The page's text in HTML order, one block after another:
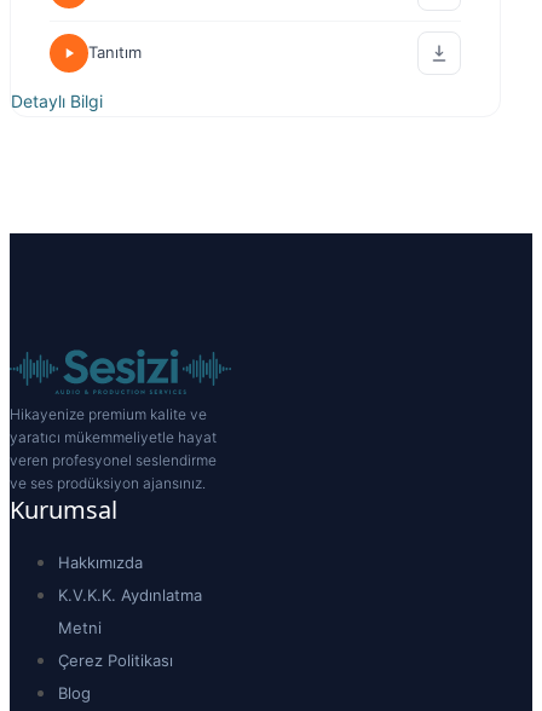
Tanıtım
Detaylı Bilgi
Hikayenize premium kalite ve
yaratıcı mükemmeliyetle hayat
veren profesyonel seslendirme
ve ses prodüksiyon ajansınız.
Kurumsal
Hakkımızda
K.V.K.K. Aydınlatma
Metni
Çerez Politikası
Blog